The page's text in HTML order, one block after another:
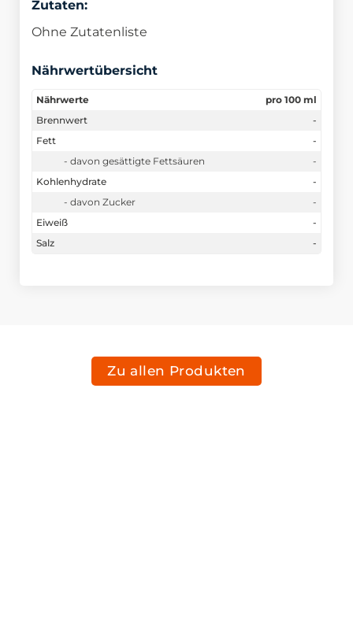
Zutaten:
Ohne Zutatenliste
Nährwertübersicht
Nährwerte
pro 100 ml
Brennwert
-
Fett
-
- davon gesättigte Fettsäuren
-
Kohlenhydrate
-
- davon Zucker
-
Eiweiß
-
Salz
-
Zu allen Produkten